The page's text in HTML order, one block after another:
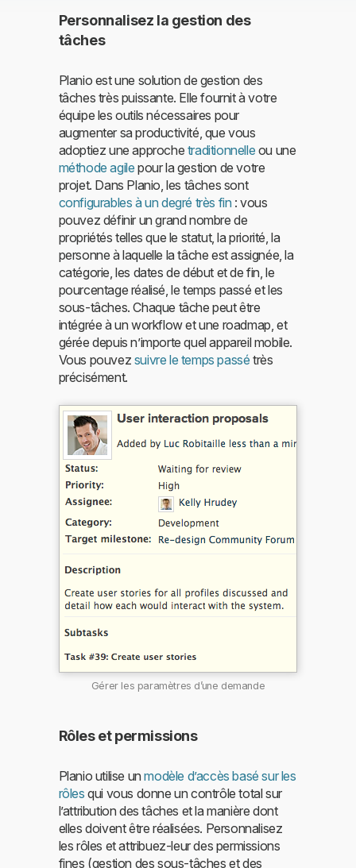
Personnalisez la gestion des
tâches
Planio est une solution de gestion des
tâches très puissante. Elle fournit à votre
équipe les outils nécessaires pour
augmenter sa productivité, que vous
adoptiez une approche traditionnelle ou une
méthode agile pour la gestion de votre
projet. Dans Planio, les tâches sont
configurables à un degré très fin: vous
pouvez définir un grand nombre de
propriétés telles que le statut, la priorité, la
personne à laquelle la tâche est assignée, la
catégorie, les dates de début et de fin, le
pourcentage réalisé, le temps passé et les
sous-tâches. Chaque tâche peut être
intégrée à un workflow et une roadmap, et
gérée depuis n’importe quel appareil mobile.
Vous pouvez suivre le temps passé très
précisément.
Gérer les paramètres d’une demande
Rôles et permissions
Planio utilise unmodèle d’accès basé sur les
rôles qui vous donne un contrôle total sur
l’attribution des tâches et la manière dont
elles doivent être réalisées. Personnalisez
les rôles et attribuez-leur des permissions
fines (gestion des sous-tâches et des